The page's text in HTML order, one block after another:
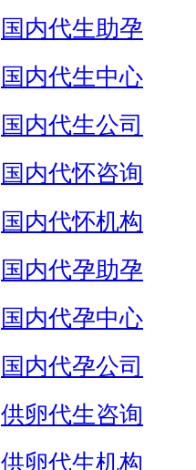
国内代生助孕
国内代生中心
国内代生公司
国内代怀咨询
国内代怀机构
国内代孕助孕
国内代孕中心
国内代孕公司
供卵代生咨询
供卵代生机构